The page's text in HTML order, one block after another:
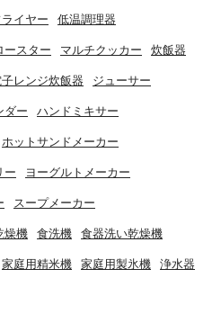
イヤー 低温調理器
ースター マルチクッカー 炊飯器
子レンジ炊飯器 ジューサー
ダー ハンドミキサー
ホットサンドメーカー
ー ヨーグルトメーカー
スープメーカー
燥機 食洗機 食器洗い乾燥機
家庭用精米機 家庭用製氷機 浄水器